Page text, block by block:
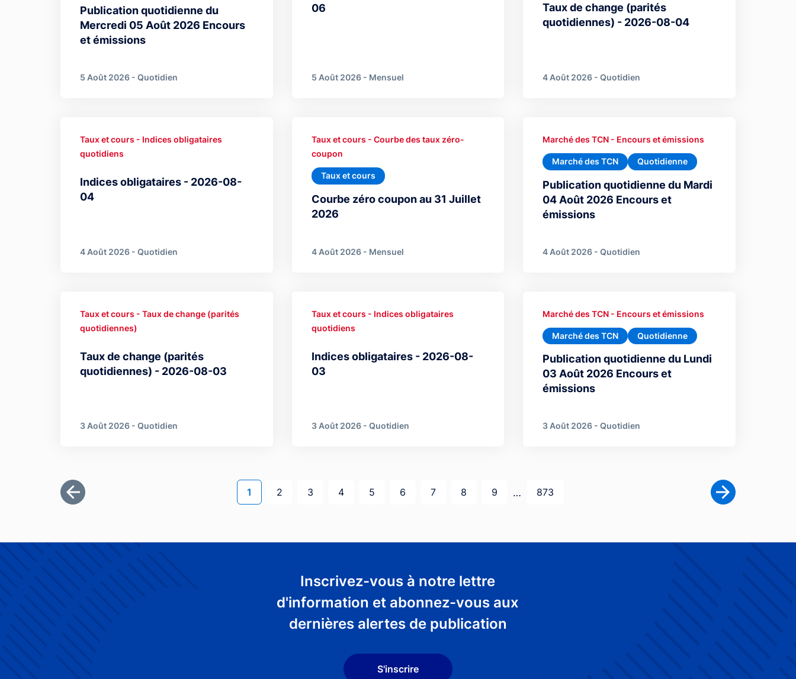
Publication quotidienne du
Mercredi 05 Août 2026 Encours
et émissions
5 Août 2026 - Quotidien
06
5 Août 2026 - Mensuel
Taux de change (parités
quotidiennes) - 2026-08-04
4 Août 2026 - Quotidien
Indices obligataires - 2026-08-
04
Taux et cours - Indices obligataires
quotidiens
4 Août 2026 - Quotidien
Courbe zéro coupon au 31 Juillet
2026
Taux et cours - Courbe des taux zéro-
coupon
Taux et cours
4 Août 2026 - Mensuel
Publication quotidienne du Mardi
04 Août 2026 Encours et
émissions
Marché des TCN - Encours et émissions
Marché des TCN Quotidienne
4 Août 2026 - Quotidien
Taux de change (parités
quotidiennes) - 2026-08-03
Taux et cours - Taux de change (parités
quotidiennes)
3 Août 2026 - Quotidien
Indices obligataires - 2026-08-
03
Taux et cours - Indices obligataires
quotidiens
3 Août 2026 - Quotidien
Publication quotidienne du Lundi
03 Août 2026 Encours et
émissions
Marché des TCN - Encours et émissions
Marché des TCN Quotidienne
3 Août 2026 - Quotidien
Première page
Page courante
1 Page
2 Page
3 Page
4 Page
5 Page
6 Page
7 Page
8 Page
9 … Dernière page
873
Page suivante
Inscrivez-vous à notre lettre
d'information et abonnez-vous aux
dernières alertes de publication
S'inscrire